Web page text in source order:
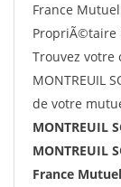
France
PropriÃ©taire
Trouvez votre
MONTREUIL
de votre
MONTREUIL
MONTREUIL
France